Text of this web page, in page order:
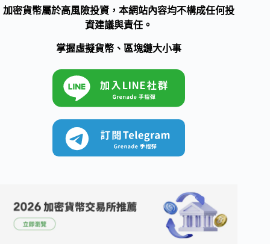
加密貨幣屬於高風險投資，本網站內容均不構成任何投
資建議與責任。
掌握虛擬貨幣、區塊鏈大小事